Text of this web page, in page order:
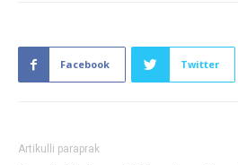
Facebook Twitter
Artikulli paraprak